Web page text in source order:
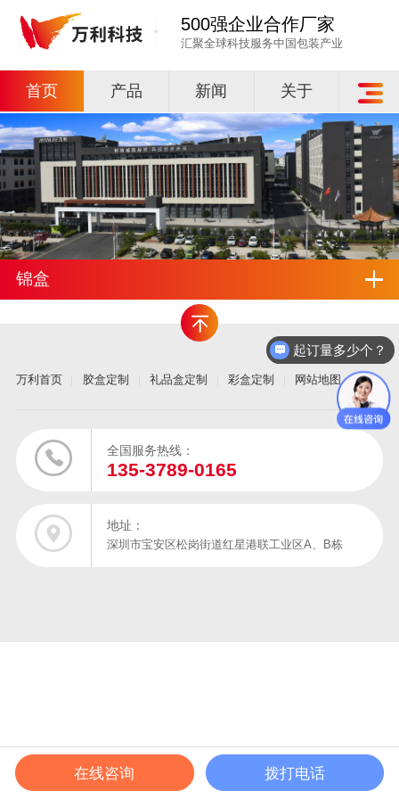
500强企业合作厂家
汇聚全球科技服务中国包装产业
首页 产品 新闻 关于
锦盒
万利首页 胶盒定制 礼品盒定制 彩盒定制 网站地图
全国服务热线：
135-3789-0165
地址：
深圳市宝安区松岗街道红星港联工业区A、B栋
在线电话 成功案例 解决方案
起订量多少个？
在线咨询 拨打电话